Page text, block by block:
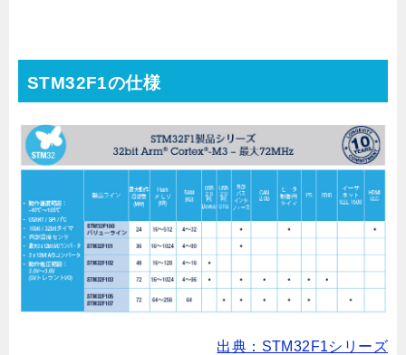
STM32F1の仕様
出典：STM32F1シリーズ